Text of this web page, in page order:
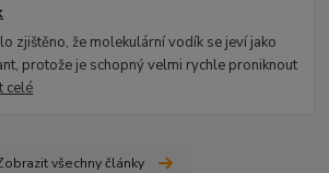
zjištěno, že molekulární vodík se jeví jako
protože je schopný velmi rychle proniknout
celé
všechny články